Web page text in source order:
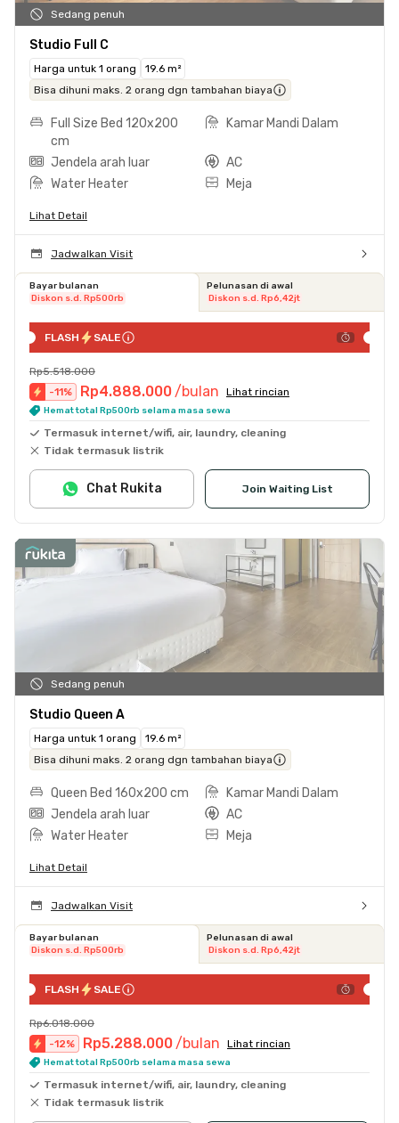
Sedang penuh
Studio Full C
Harga untuk 1 orang
19.6 m²
Bisa dihuni maks. 2 orang dgn tambahan biaya
Full Size Bed 120x200
cm
Kamar Mandi Dalam
Jendela arah luar
AC
Water Heater
Meja
Lihat Detail
Jadwalkan Visit
Bayar bulanan
Diskon s.d. Rp500rb
Pelunasan di awal
Diskon s.d. Rp6,42jt
FLASH SALE
Rp5.518.000
-11% Rp4.888.000 /bulan Lihat rincian
Hemat total Rp500rb selama masa sewa
Termasuk internet/wifi, air, laundry, cleaning
Tidak termasuk listrik
Join Waiting List
Chat Rukita
Sedang penuh
Studio Queen A
Harga untuk 1 orang
19.6 m²
Bisa dihuni maks. 2 orang dgn tambahan biaya
Queen Bed 160x200 cm
Kamar Mandi Dalam
Jendela arah luar
AC
Water Heater
Meja
Lihat Detail
Jadwalkan Visit
Bayar bulanan
Diskon s.d. Rp500rb
Pelunasan di awal
Diskon s.d. Rp6,42jt
FLASH SALE
Rp6.018.000
-12% Rp5.288.000 /bulan Lihat rincian
Hemat total Rp500rb selama masa sewa
Termasuk internet/wifi, air, laundry, cleaning
Tidak termasuk listrik